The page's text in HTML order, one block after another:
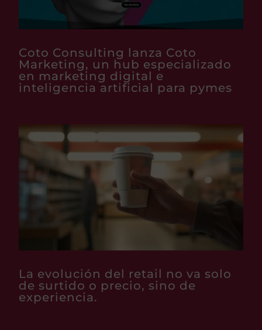
Coto Consulting lanza Coto
Marketing, un hub especializado
en marketing digital e
inteligencia artificial para pymes
La evolución del retail no va solo
de surtido o precio, sino de
experiencia.